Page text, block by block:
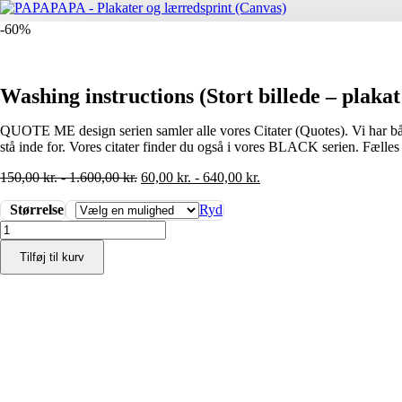
-60%
Washing instructions (Stort billede –
QUOTE ME design serien samler alle vores Citater (Quotes). Vi har
stå inde for. Vores citater finder du også i vores BLACK serien.
150,00kr.-1.600,00kr. 60,00 kr. - 640,00 kr.
Størrelse
Ryd
Washing
instructions
(Stort
billede
Tilføj til kurv